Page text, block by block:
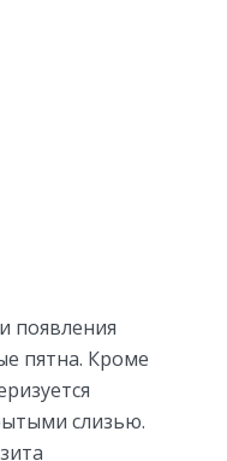
появления
пятна. Кроме
слизью.